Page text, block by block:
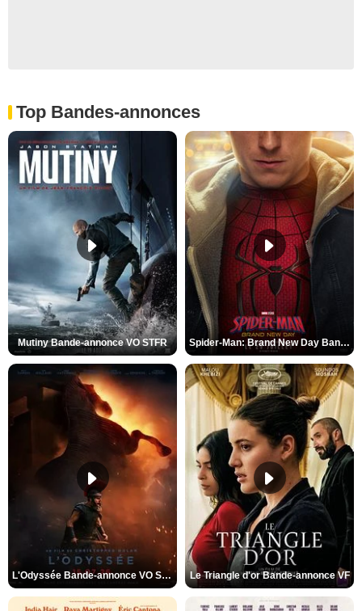
Top Bandes-annonces
Mutiny Bande-annonce VO STFR Spider-Man: Brand New Day Bande-annonce VO STFR
L'Odyssée Bande-annonce VO STFR Le Triangle d'or Bande-annonce VF